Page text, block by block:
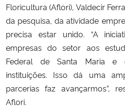
Floricultura (Aflori), Valdecir
da pesquisa, da atividade
precisa estar unido. “A
empresas do setor aos
Federal de Santa Maria e
instituições. Isso dá uma
parcerias faz avançarmos”,
Aflori.